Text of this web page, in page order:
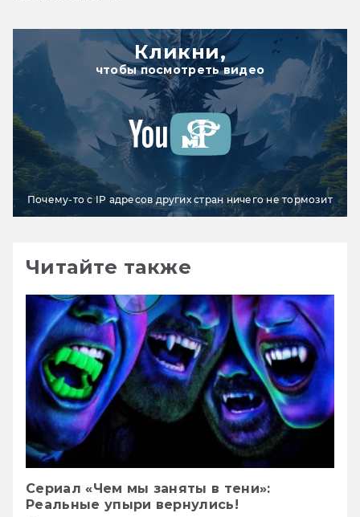
Кликни,
чтобы посмотреть видео
Почему-то с IP адресов других стран ничего не тормозит
Читайте также
Сериал «Чем мы заняты в тени»:
Реальные упыри вернулись!